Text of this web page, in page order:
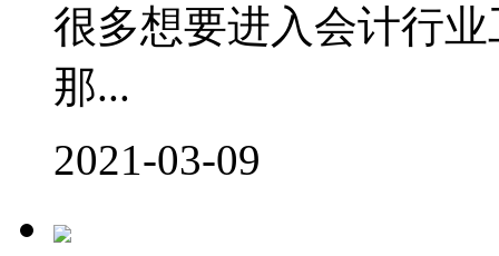
很多想要进入会计行
那...
2021-03-09